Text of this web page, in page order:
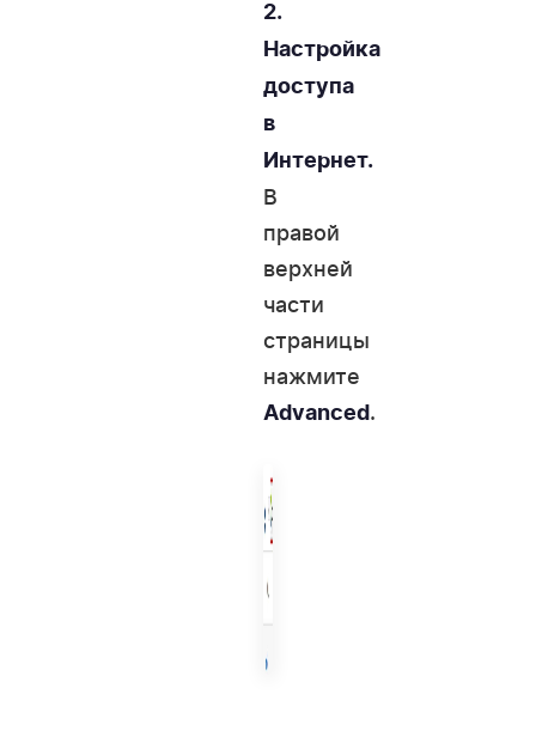
2.
Настройка
доступа
в
Интернет.
В
правой
верхней
части
страницы
нажмите
Advanced .